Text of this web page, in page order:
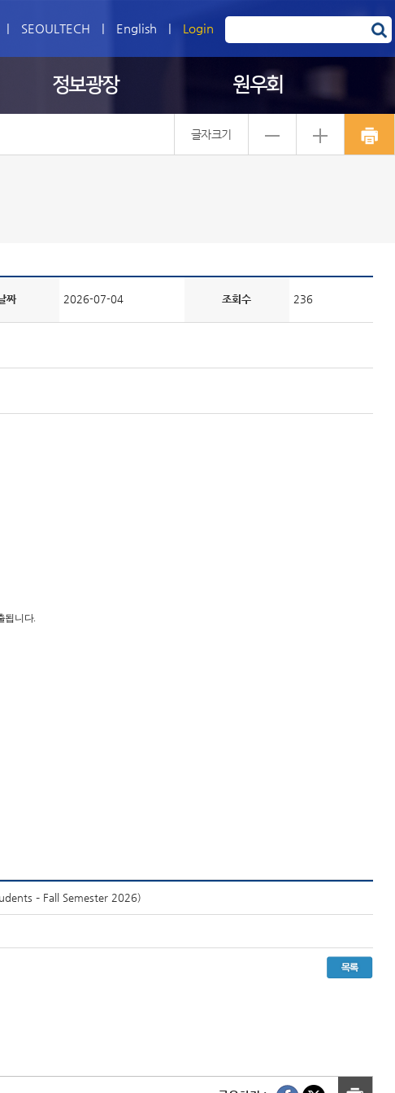
| SEOULTECH | English | Login
정보광장 원우회
글자크기
짜 2026-07-04 조회수 236
됩니다.
– Fall Semester 2026)